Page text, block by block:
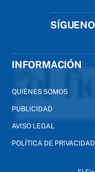
INFORMACIÓN
QUIÉNES SOMOS
PUBLICIDAD
AVISO LEGAL
POLÍTICA DE PRIVACIDAD